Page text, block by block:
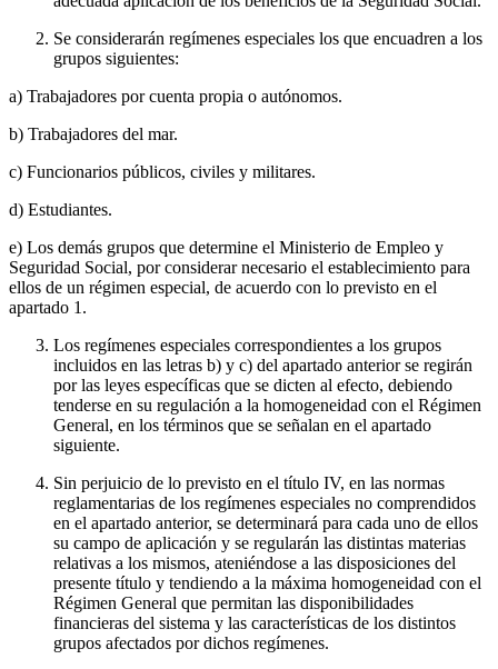
Se considerarán regímenes especiales los que encuadren a los
grupos siguientes:
a) Trabajadores por cuenta propia o autónomos.
b) Trabajadores del mar.
c) Funcionarios públicos, civiles y militares.
d) Estudiantes.
e) Los demás grupos que determine el Ministerio de Empleo y
Seguridad Social, por considerar necesario el establecimiento para
ellos de un régimen especial, de acuerdo con lo previsto en el
apartado 1.
Los regímenes especiales correspondientes a los grupos
incluidos en las letras b) y c) del apartado anterior se regirán
por las leyes específicas que se dicten al efecto, debiendo
tenderse en su regulación a la homogeneidad con el Régimen
General, en los términos que se señalan en el apartado
siguiente.
Sin perjuicio de lo previsto en el título IV, en las normas
reglamentarias de los regímenes especiales no comprendidos
en el apartado anterior, se determinará para cada uno de ellos
su campo de aplicación y se regularán las distintas materias
relativas a los mismos, ateniéndose a las disposiciones del
presente título y tendiendo a la máxima homogeneidad con el
Régimen General que permitan las disponibilidades
financieras del sistema y las características de los distintos
grupos afectados por dichos regímenes.